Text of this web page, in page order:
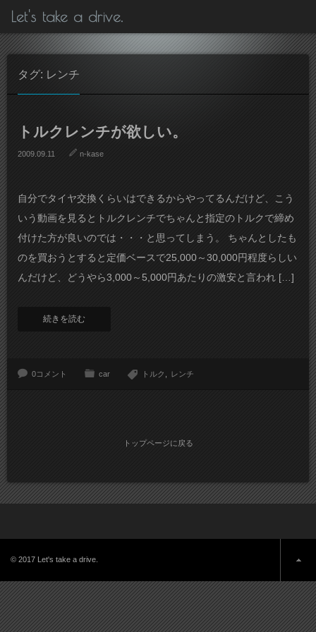
Let's take a drive.
タグ: レンチ
トルクレンチが欲しい。
2009.09.11 n-kase
自分でタイヤ交換くらいはできるからやってるんだけど、こう
いう動画を見るとトルクレンチでちゃんと指定のトルクで締め
付けた方が良いのでは・・・と思ってしまう。 ちゃんとしたも
のを買おうとすると定価ベースで25,000～30,000円程度らしい
んだけど、どうやら3,000～5,000円あたりの激安と言われ […]
続きを読む
0コメント car トルク レンチ
トップページに戻る
© 2017 Let's take a drive.